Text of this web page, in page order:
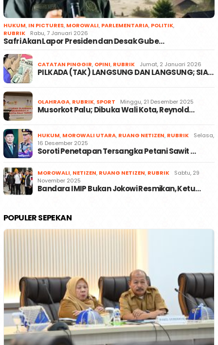
HUKUM, IN PICTURES, MOROWALI, PARLEMENTARIA, POLITIK,
RUBRIK
Rabu, 7 Januari 2026
Safri Akan Lapor Presiden dan Desak Gube…
CATATAN PINGGIR, OPINI, RUBRIK Jumat, 2 Januari 2026
PILKADA (TAK) LANGSUNG DAN LANGSUNG; SIA…
OLAHRAGA, RUBRIK, SPORT Minggu, 21 Desember 2025
Musorkot Palu; Dibuka Wali Kota, Reynold…
HUKUM, MOROWALI UTARA, RUANG NETIZEN, RUBRIK
Selasa,
16 Desember 2025
Soroti Penetapan Tersangka Petani Sawit …
MOROWALI, NETIZEN, RUANG NETIZEN, RUBRIK
Sabtu, 29
November 2025
Bandara IMIP Bukan Jokowi Resmikan, Ketu…
POPULER SEPEKAN